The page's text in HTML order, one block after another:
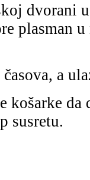
dvorani
plasman u
a
da
susretu.